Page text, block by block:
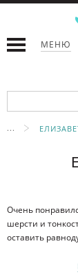
МЕНЮ
...
Очень
шерсти и
оставить